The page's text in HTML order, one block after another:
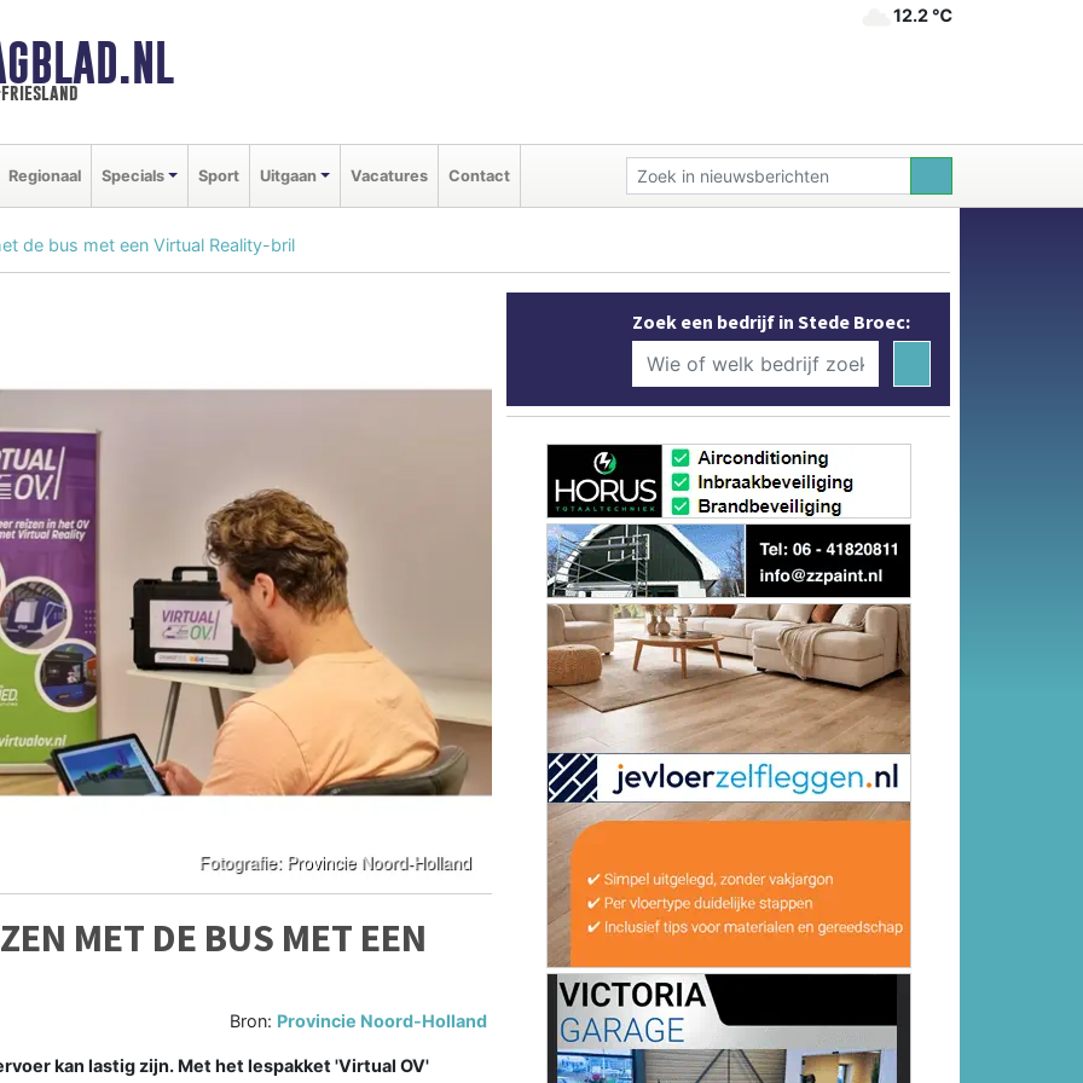
friesland
12.2 ℃
Regionaal Specials Sport Uitgaan Vacatures Contact
de bus met een Virtual Reality-bril
MET DE BUS MET EEN
Bron: Provincie Noord-Holland
kan lastig zijn. Met het lespakket 'Virtual OV'
Zoek een bedrijf in Stede Broec: